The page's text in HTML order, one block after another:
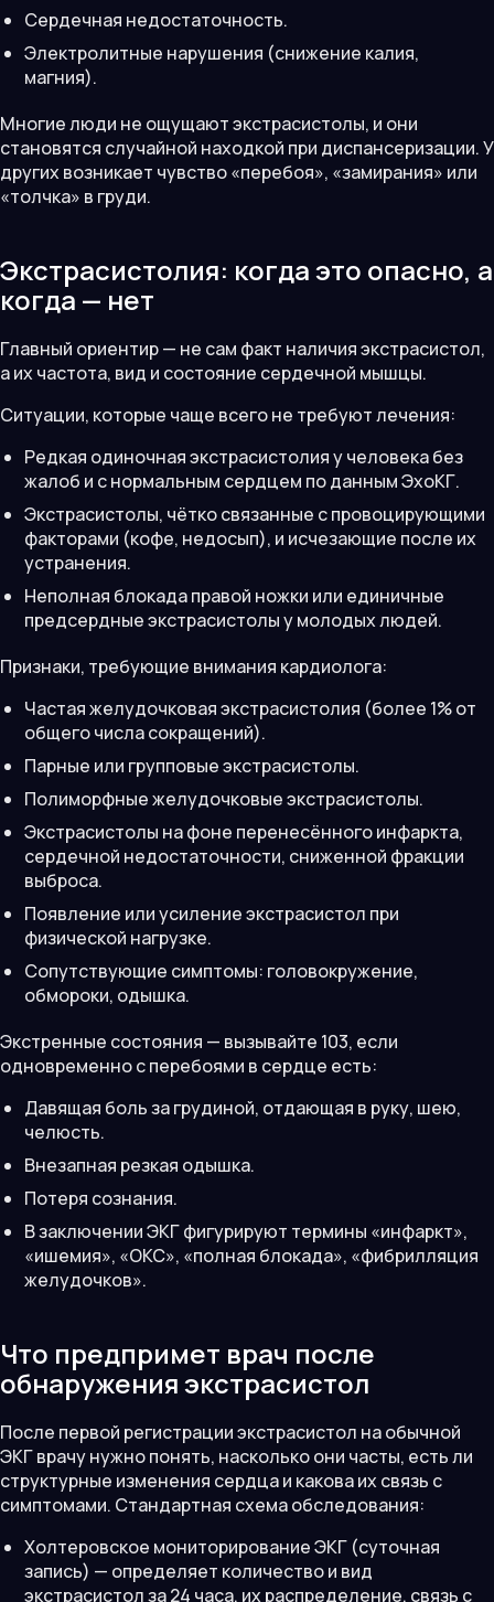
Сердечная недостаточность.
Электролитные нарушения (снижение калия,
магния).
Многие люди не ощущают экстрасистолы, и они
становятся случайной находкой при диспансеризации. У
других возникает чувство «перебоя», «замирания» или
«толчка» в груди.
Экстрасистолия: когда это опасно, а
когда — нет
Главный ориентир — не сам факт наличия экстрасистол,
а их частота, вид и состояние сердечной мышцы.
Ситуации, которые чаще всего не требуют лечения:
Редкая одиночная экстрасистолия у человека без
жалоб и с нормальным сердцем по данным ЭхоКГ.
Экстрасистолы, чётко связанные с провоцирующими
факторами (кофе, недосып), и исчезающие после их
устранения.
Неполная блокада правой ножки или единичные
предсердные экстрасистолы у молодых людей.
Признаки, требующие внимания кардиолога:
Частая желудочковая экстрасистолия (более 1% от
общего числа сокращений).
Парные или групповые экстрасистолы.
Полиморфные желудочковые экстрасистолы.
Экстрасистолы на фоне перенесённого инфаркта,
сердечной недостаточности, сниженной фракции
выброса.
Появление или усиление экстрасистол при
физической нагрузке.
Сопутствующие симптомы: головокружение,
обмороки, одышка.
Экстренные состояния — вызывайте 103, если
одновременно с перебоями в сердце есть:
Давящая боль за грудиной, отдающая в руку, шею,
челюсть.
Внезапная резкая одышка.
Потеря сознания.
В заключении ЭКГ фигурируют термины «инфаркт»,
«ишемия», «ОКС», «полная блокада», «фибрилляция
желудочков».
Что предпримет врач после
обнаружения экстрасистол
После первой регистрации экстрасистол на обычной
ЭКГ врачу нужно понять, насколько они часты, есть ли
структурные изменения сердца и какова их связь с
симптомами. Стандартная схема обследования:
Холтеровское мониторирование ЭКГ (суточная
запись) — определяет количество и вид
экстрасистол за 24 часа, их распределение, связь с